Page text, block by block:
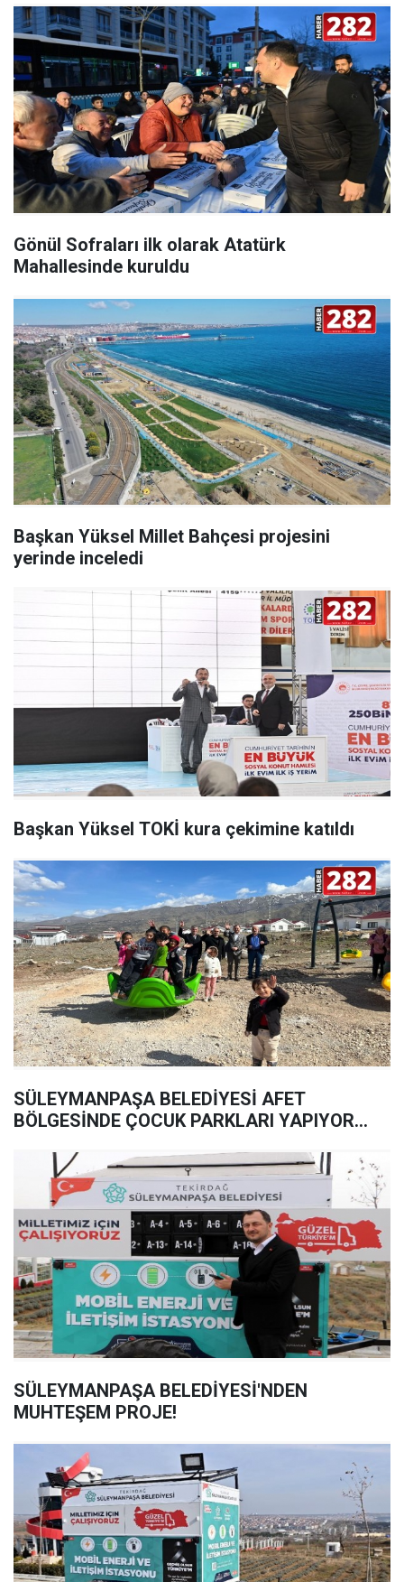
Gönül Sofraları ilk olarak Atatürk
Mahallesinde kuruldu
Başkan Yüksel Millet Bahçesi projesini
yerinde inceledi
Başkan Yüksel TOKİ kura çekimine katıldı
SÜLEYMANPAŞA BELEDİYESİ AFET
BÖLGESİNDE ÇOCUK PARKLARI YAPIYOR...
SÜLEYMANPAŞA BELEDİYESİ'NDEN
MUHTEŞEM PROJE!